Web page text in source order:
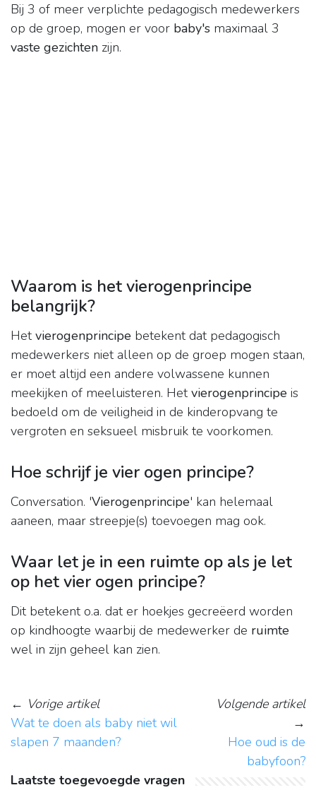
Bij 3 of meer verplichte pedagogisch medewerkers
op de groep, mogen er voor baby's maximaal 3
vaste gezichten zijn.
Waarom is het vierogenprincipe
belangrijk?
Hetvierogenprincipe betekent dat pedagogisch
medewerkers niet alleen op de groep mogen staan,
er moet altijd een andere volwassene kunnen
meekijken of meeluisteren. Hetvierogenprincipe is
bedoeld om de veiligheid in de kinderopvang te
vergroten en seksueel misbruik te voorkomen.
Hoe schrijf je vier ogen principe?
Conversation. 'Vierogenprincipe' kan helemaal
aaneen, maar streepje(s) toevoegen mag ook.
Waar let je in een ruimte op als je let
op het vier ogen principe?
Dit betekent o.a. dat er hoekjes gecreëerd worden
op kindhoogte waarbij de medewerker de ruimte
wel in zijn geheel kan zien.
← Vorige artikel
Wat te doen als baby niet wil
slapen 7 maanden?
Volgende artikel
→
Hoe oud is de
babyfoon?
Laatste toegevoegde vragen